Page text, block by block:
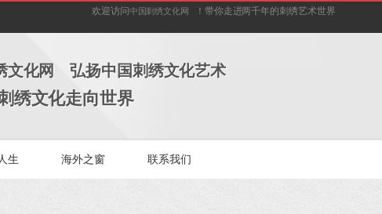
欢迎访问中国刺绣文化网 ！带你走进两千年的刺绣艺术世界
文化网 弘扬中国刺绣文化艺术
绣文化走向世界
生 海外之窗 联系我们